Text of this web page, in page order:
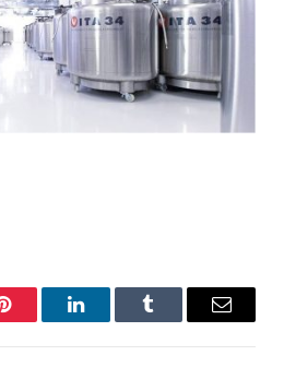
Pinterest LinkedInTumblr Email